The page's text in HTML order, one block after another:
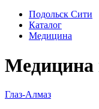
Подольск Сити
Каталог
Медицина
Медицина
Глаз-Алмаз